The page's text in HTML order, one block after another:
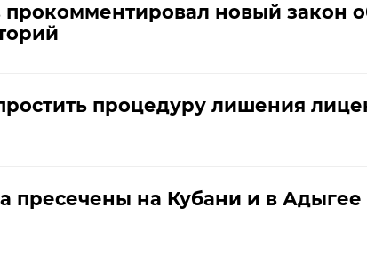
новый закон
процедуру лишения
пресечены на Кубани и в Адыгее